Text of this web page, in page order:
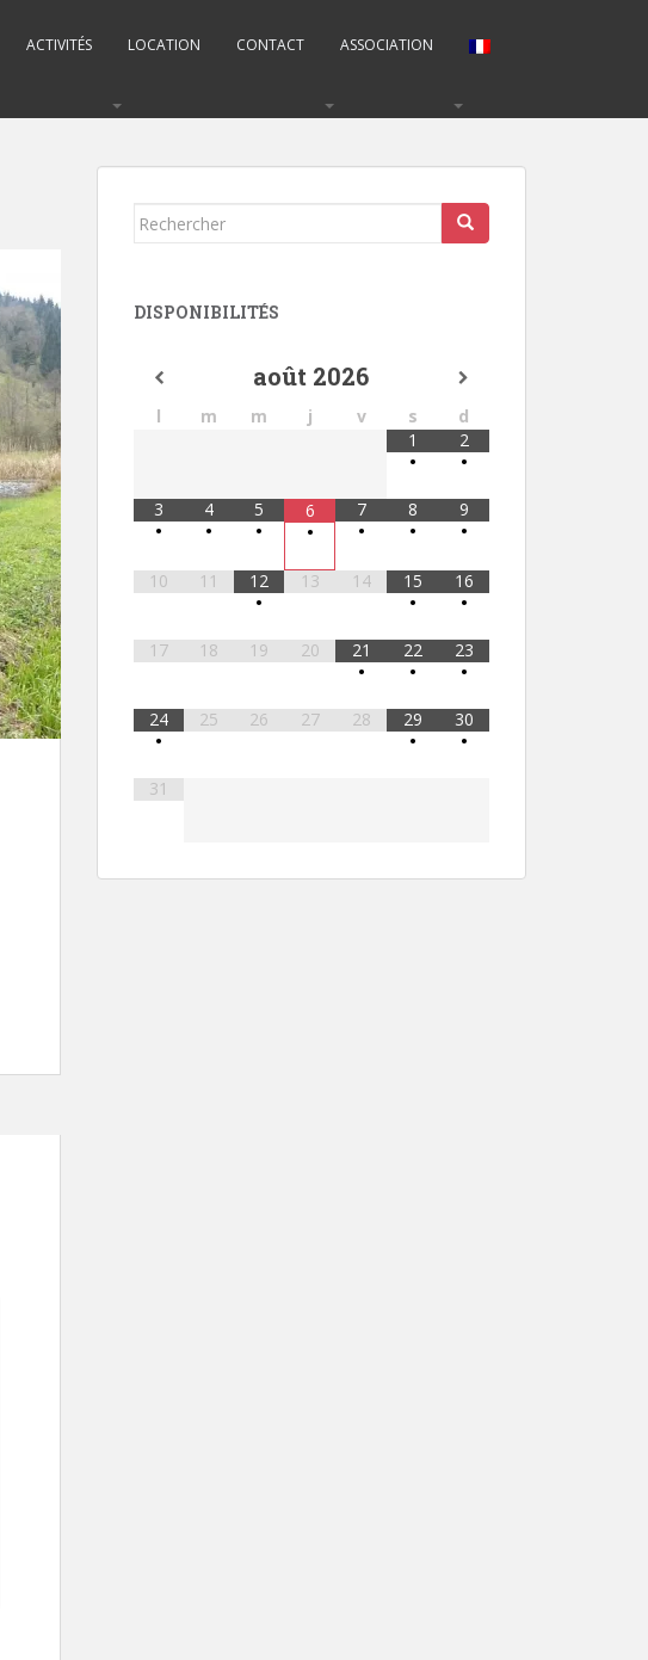
ACTIVITÉS LOCATION CONTACT ASSOCIATION
Rechercher...
DISPONIBILITÉS
août 2026
l m m j v s
d
1
•
2
•
3
•
4
•
5
•
6
•
7
•
8
•
9
•
10 11
12
•
13 14
15
•
16
•
17 18 19 20
21
•
22
•
23
•
24
•
25 26 27 28
29
•
30
•
31